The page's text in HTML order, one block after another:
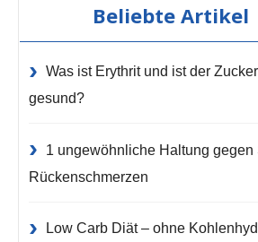
Beliebte Artikel
Was ist Erythrit und ist der
gesund?
1 ungewöhnliche Haltung gegen
Rückenschmerzen
Low Carb Diät – ohne